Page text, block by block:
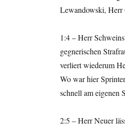
Lewandowski, Herr
1:4 – Herr
gegnerischen
verliert wiederum
Wo war hier
schnell am eigenen
2:5 – Herr Neuer